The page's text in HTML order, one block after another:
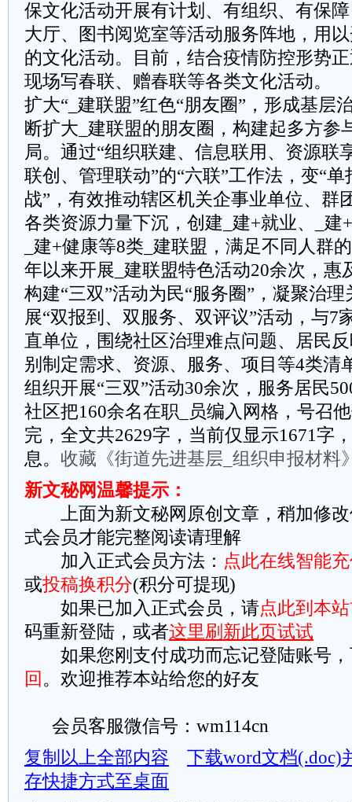
保文化活动开展有计划、有组织、有保
大厅、图书阅览室等活动服务阵地，用
的文化活动。目前，结合疫情防控形势
现场写春联、赠春联等各类文化活动。
扩大“_建联盟”红色“朋友圈”，形成基层
断扩大_建联盟的朋友圈，构建起多方参
局。通过“组织联建、信息联用、资源联
联创、管理联动”的“六联”工作法，变“单
战”，有效推动辖区机关企事业单位、群
各类资源力量下沉，创建_建+就业、_建
_建+健康等8类_建联盟，满足不同人群
年以来开展_建联盟特色活动20余次，惠
构建“三双”活动为民“服务圈”，凝聚治
展“双报到、双服务、双评议”活动，与7
直单位，围绕社区治理难点问题、居民
别制定需求、资源、服务、项目等4类清
组织开展“三双”活动30余次，服务居民
社区把160余名在职_员编入网格，号召
完，全文共2629字，当前仅显示1671字
息。 收藏《街道先进基层_组织申报材料
新文秘网温馨提示：
上面为新文秘网原创文章，稍加修改
式会员才能完整阅读请理解
加入正式会员方法： 点此在线智能
或投稿换积分(积分可提现)
如果已加入正式会员，请点此到本
码重新登陆，或者这里刷新此页试试
如果您刚支付成功而忘记登陆账号，
回 。欢迎推荐本站给您的好友
会员客服微信号：wm114cn
复制以上全部内容
下载word文档(.doc)
存快捷方式至桌面